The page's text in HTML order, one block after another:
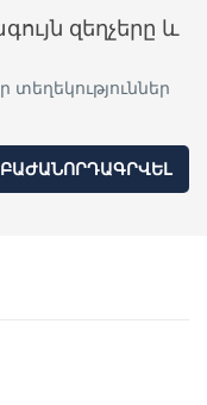
զեղչերը և
ԲԱԺԱՆՈՐԴԱԳՐՎԵԼ